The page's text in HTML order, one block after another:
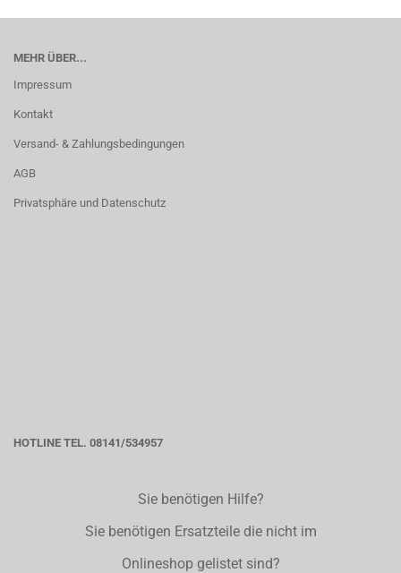
MEHR ÜBER...
Impressum
Kontakt
Versand- & Zahlungsbedingungen
AGB
Privatsphäre und Datenschutz
HOTLINE TEL. 08141/534957
Sie benötigen Hilfe?
Sie benötigen Ersatzteile die nicht im
Onlineshop gelistet sind?